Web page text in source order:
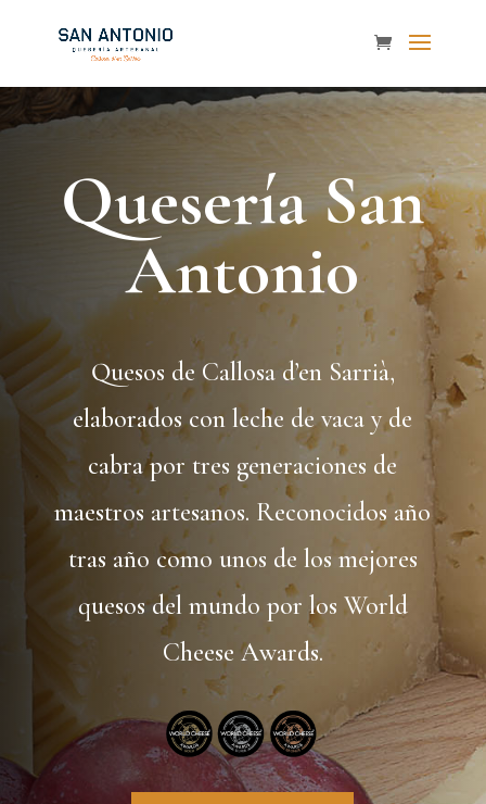
Quesería San
Antonio
Quesos de Callosa d’en Sarrià,
elaborados con leche de vaca y de
cabra por tres generaciones de
maestros artesanos. Reconocidos año
tras año como unos de los mejores
quesos del mundo por los World
Cheese Awards.